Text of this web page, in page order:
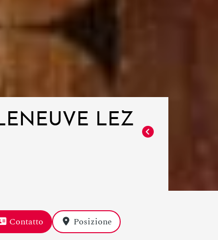
LEZ
Contatto
Posizione